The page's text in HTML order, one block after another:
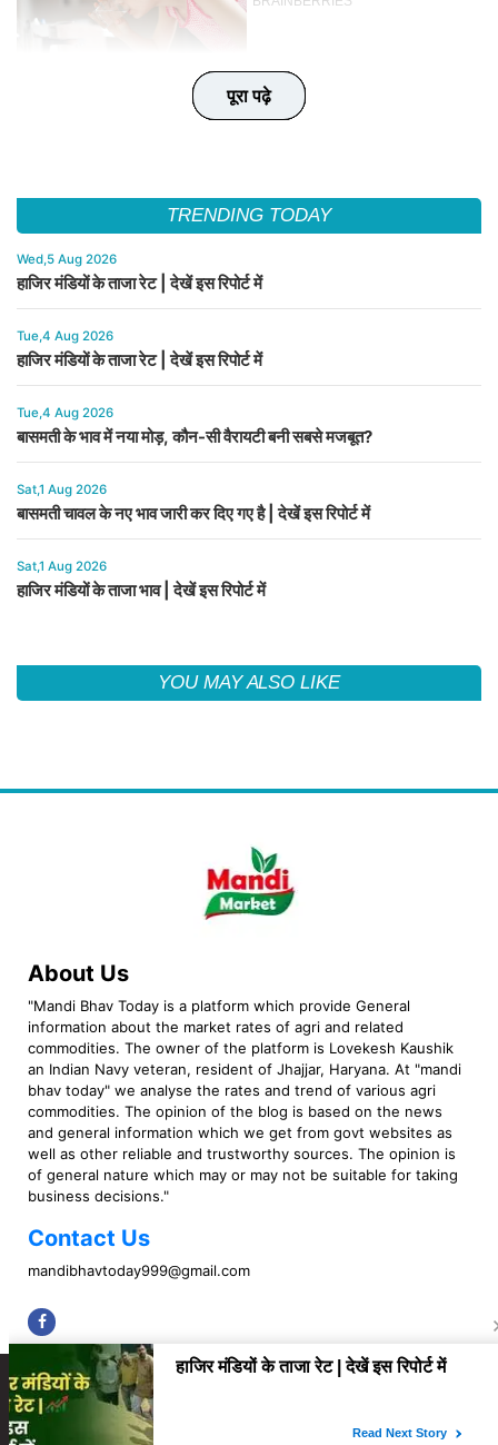
पूरा पढ़े
पूरा पढ़े
पूरा पढ़े
पूरा पढ़े
पूरा पढ़े
TRENDING TODAY
Wed,5 Aug 2026
हाजिर मंडियों के ताजा रेट | देखें इस रिपोर्ट में
Tue,4 Aug 2026
हाजिर मंडियों के ताजा रेट | देखें इस रिपोर्ट में
Tue,4 Aug 2026
बासमती के भाव में नया मोड़, कौन-सी वैरायटी बनी सबसे मजबूत?
Sat,1 Aug 2026
बासमती चावल के नए भाव जारी कर दिए गए है | देखें इस रिपोर्ट में
Sat,1 Aug 2026
हाजिर मंडियों के ताजा भाव | देखें इस रिपोर्ट में
YOU MAY ALSO LIKE
About Us
"Mandi Bhav Today is a platform which provide General
information about the market rates of agri and related
commodities. The owner of the platform is Lovekesh Kaushik
an Indian Navy veteran, resident of Jhajjar, Haryana. At "mandi
bhav today" we analyse the rates and trend of various agri
commodities. The opinion of the blog is based on the news
and general information which we get from govt websites as
well as other reliable and trustworthy sources. The opinion is
of general nature which may or may not be suitable for taking
business decisions."
Contact Us
mandibhavtoday999@gmail.com
Copyright © 2023 Mandi Bhav Today. All rights Reserved. Powered by TIMES
About Us
Disclaimer